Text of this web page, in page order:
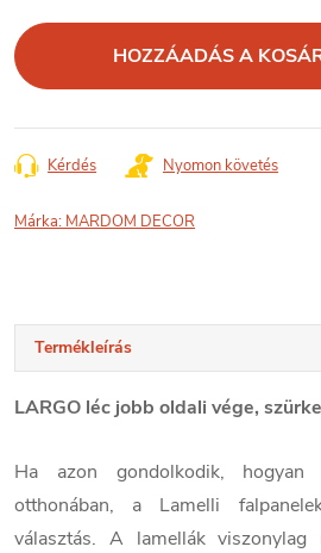
HOZZÁADÁS A
Kérdés Nyomon követés
Márka: MARDOM DECOR
Termékleírás
LARGO léc jobb oldali vége,
Ha azon gondolkodik,
otthonában, a Lamelli
választás. A lamellák viszonylag